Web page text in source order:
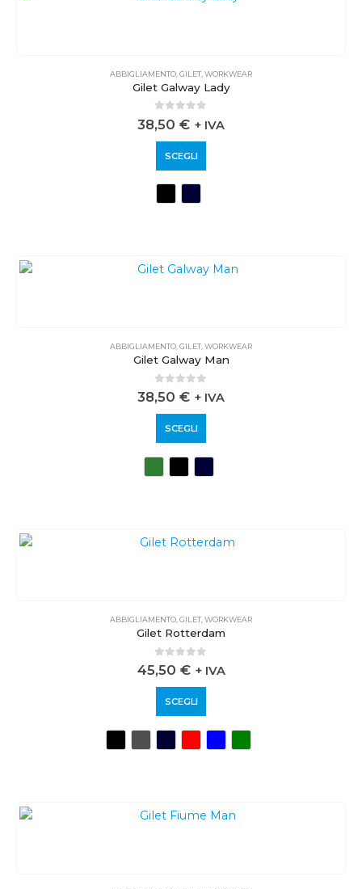
ABBIGLIAMENTO GILET WORKWEAR
Gilet Galway Lady
0out of 5
38,50 € + IVA
SCEGLI
ABBIGLIAMENTO,GILET,WORKWEAR
Gilet Galway Man
0out of 5
38,50 € + IVA
SCEGLI
ABBIGLIAMENTO GILET WORKWEAR
Gilet Rotterdam
0out of 5
45,50 € + IVA
SCEGLI